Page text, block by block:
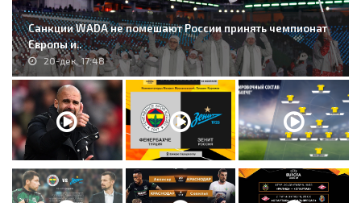
Санкции WADA не помешают России принять чемпионат
Европы и..
20-дек, 17:48